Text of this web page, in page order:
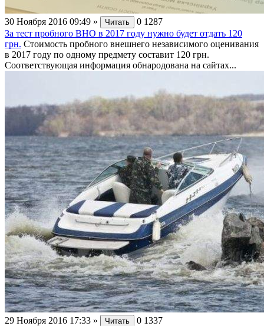
30 Ноября 2016 09:49 » Читать 0 1287
За тест пробного ВНО в 2017 году нужно будет отдать 120
грн. Стоимость пробного внешнего независимого оценивания
в 2017 году по одному предмету составит 120 грн.
Соответствующая информация обнародована на сайтах...
29 Ноября 2016 17:33 » Читать 0 1337